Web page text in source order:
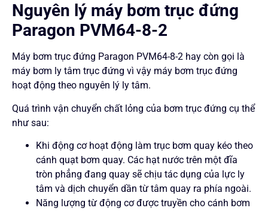
Nguyên lý máy bơm trục đứng
Paragon PVM64-8-2
Máy bơm trục đứng Paragon PVM64-8-2 hay còn gọi là
máy bơm ly tâm trục đứng vì vậy máy bơm trục đứng
hoạt động theo nguyên lý ly tâm.
Quá trình vận chuyển chất lỏng của bơm trục đứng cụ thể
như sau:
Khi động cơ hoạt động làm trục bơm quay kéo theo
cánh quạt bơm quay. Các hạt nước trên một đĩa
tròn phẳng đang quay sẽ chịu tác dụng của lực ly
tâm và dịch chuyển dần từ tâm quay ra phía ngoài.
Năng lượng từ động cơ được truyền cho cánh bơm